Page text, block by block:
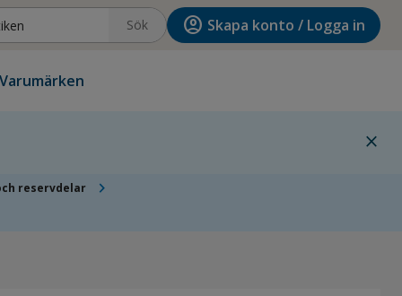
Sök account_circle Skapa konto / Logga in
Varumärken
close
reservdelar chevron_right